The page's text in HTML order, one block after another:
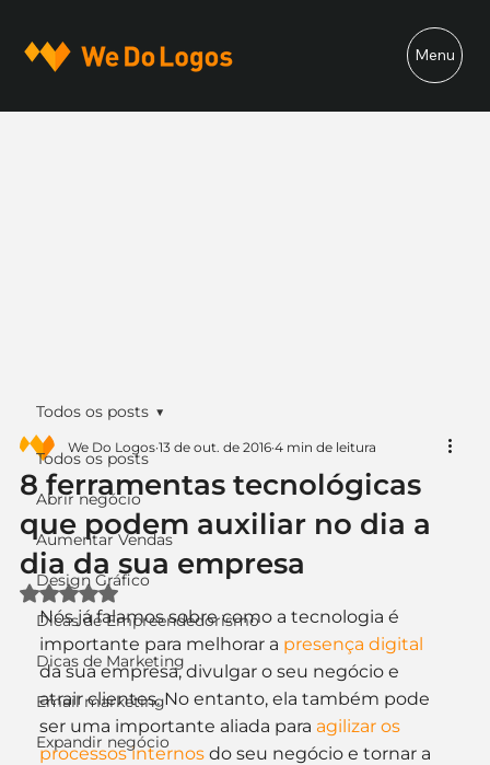
Menu
Todos os posts
Abrir negócio
Aumentar Vendas
Design Gráfico
Dicas de Empreendedorismo
Dicas de Marketing
Email marketing
Expandir negócio
Todos os posts
8 ferramentas tecnológicas
que podem auxiliar no dia a
dia da sua empresa
We Do Logos 13 de out. de 2016 4 min de leitura
Avaliado com NaN de 5 estrelas.
Nós já falamos sobre como a tecnologia é
importante para melhorar a presença digital
da sua empresa, divulgar o seu negócio e
atrair clientes. No entanto, ela também pode
ser uma importante aliada para agilizar os
processos internos do seu negócio e tornar a